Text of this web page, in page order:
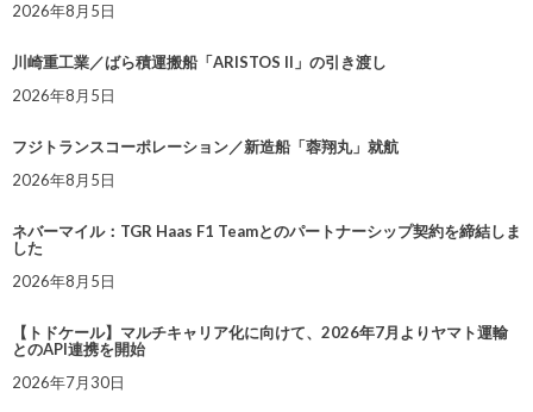
2026年8月5日
川崎重工業／ばら積運搬船「ARISTOS II」の引き渡し
2026年8月5日
フジトランスコーポレーション／新造船「蓉翔丸」就航
2026年8月5日
ネバーマイル：TGR Haas F1 Teamとのパートナーシップ契約を締結しま
した
2026年8月5日
【トドケール】マルチキャリア化に向けて、2026年7月よりヤマト運輸
とのAPI連携を開始
2026年7月30日